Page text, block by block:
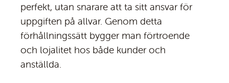
perfekt, utan snarare att ta sitt ansvar för
uppgiften på allvar. Genom detta
förhållningssätt bygger man förtroende
och lojalitet hos både kunder och
anställda.